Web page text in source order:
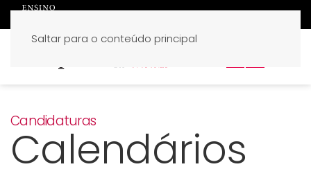
Saltar para o conteúdo principal
Candidaturas
Calendários